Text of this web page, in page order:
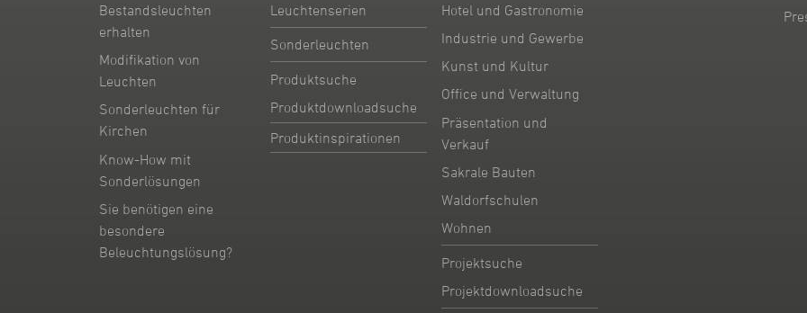
Bestandsleuchten
erhalten
Modifikation von
Leuchten
Sonderleuchten für
Kirchen
Know-How mit
Sonderlösungen
Sie benötigen eine
besondere
Beleuchtungslösung?
Leuchtenserien
Sonderleuchten
Produktsuche
Produktdownloadsuche
Produktinspirationen
Hotel und Gastronomie
Industrie und Gewerbe
Kunst und Kultur
Office und Verwaltung
Präsentation und
Verkauf
Sakrale Bauten
Waldorfschulen
Wohnen
Projektsuche
Projektdownloadsuche